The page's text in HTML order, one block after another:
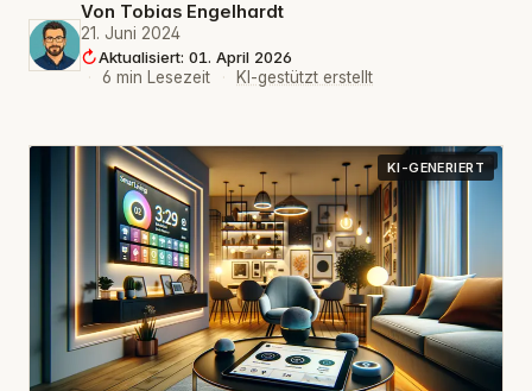
Von Tobias Engelhardt
21. Juni 2024
Aktualisiert: 01. April 2026
·
6 min Lesezeit · KI-gestützt erstellt
KI-GENERIERT